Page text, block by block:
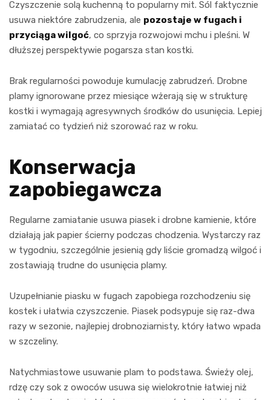
Czyszczenie solą kuchenną to popularny mit. Sól faktycznie
usuwa niektóre zabrudzenia, ale pozostaje w fugach i
przyciąga wilgoć, co sprzyja rozwojowi mchu i pleśni. W
dłuższej perspektywie pogarsza stan kostki.
Brak regularności powoduje kumulację zabrudzeń. Drobne
plamy ignorowane przez miesiące wżerają się w strukturę
kostki i wymagają agresywnych środków do usunięcia. Lepiej
zamiatać co tydzień niż szorować raz w roku.
Konserwacja
zapobiegawcza
Regularne zamiatanie usuwa piasek i drobne kamienie, które
działają jak papier ścierny podczas chodzenia. Wystarczy raz
w tygodniu, szczególnie jesienią gdy liście gromadzą wilgoć i
zostawiają trudne do usunięcia plamy.
Uzupełnianie piasku w fugach zapobiega rozchodzeniu się
kostek i ułatwia czyszczenie. Piasek podsypuje się raz-dwa
razy w sezonie, najlepiej drobnoziarnisty, który łatwo wpada
w szczeliny.
Natychmiastowe usuwanie plam to podstawa. Świeży olej,
rdzę czy sok z owoców usuwa się wielokrotnie łatwiej niż